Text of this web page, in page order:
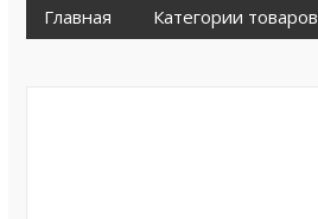
Главная Категории товаров